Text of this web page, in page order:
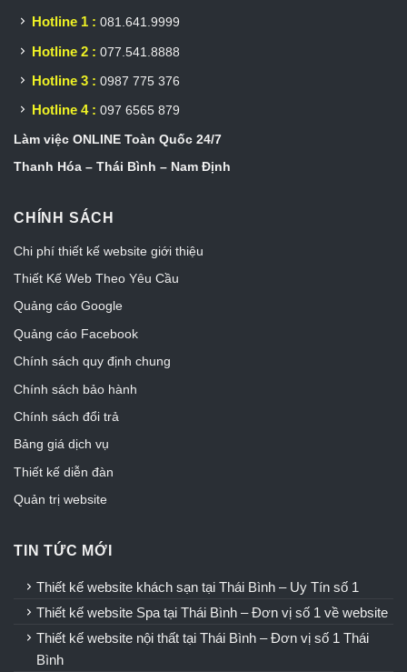
Hotline 1 : 081.641.9999
Hotline 2 : 077.541.8888
Hotline 3 : 0987 775 376
Hotline 4 : 097 6565 879
Làm việc ONLINE Toàn Quốc 24/7
Thanh Hóa – Thái Bình – Nam Định
CHÍNH SÁCH
Chi phí thiết kế website giới thiệu
Thiết Kế Web Theo Yêu Cầu
Quảng cáo Google
Quảng cáo Facebook
Chính sách quy định chung
Chính sách bảo hành
Chính sách đổi trả
Bảng giá dịch vụ
Thiết kế diễn đàn
Quản trị website
TIN TỨC MỚI
Thiết kế website khách sạn tại Thái Bình – Uy Tín số 1
Thiết kế website Spa tại Thái Bình – Đơn vị số 1 về website
Thiết kế website nội thất tại Thái Bình – Đơn vị số 1 Thái
Bình